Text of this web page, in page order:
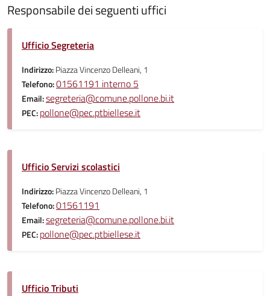
Responsabile dei seguenti uffici
Ufficio Segreteria
Indirizzo:Piazza Vincenzo Delleani, 1
Telefono:01561191 interno 5
Email:segreteria@comune.pollone.bi.it
PEC:pollone@pec.ptbiellese.it
Ufficio Servizi scolastici
Indirizzo:Piazza Vincenzo Delleani, 1
Telefono:01561191
Email:segreteria@comune.pollone.bi.it
PEC:pollone@pec.ptbiellese.it
Ufficio Tributi